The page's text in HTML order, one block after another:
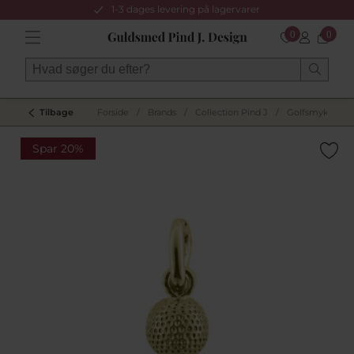
1-3 dages levering på lagervarer
0 0
Tilbage Forside Brands Collection Pind J Golfsmykker
Spar 20%